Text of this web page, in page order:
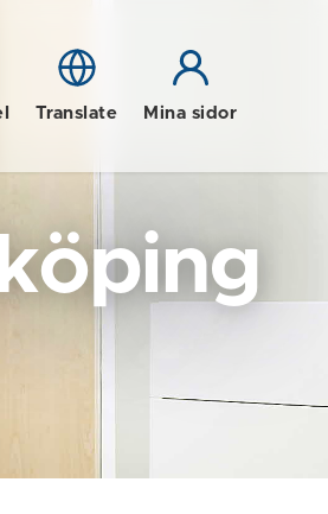
Translate Mina sidor